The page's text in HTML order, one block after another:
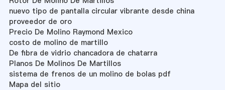
nuevo tipo de pantalla circular vibrante desde china
proveedor de oro
Precio De Molino Raymond Mexico
costo de molino de martillo
De fibra de vidrio chancadora de chatarra
Planos De Molinos De Martillos
sistema de frenos de un molino de bolas pdf
Mapa del sitio